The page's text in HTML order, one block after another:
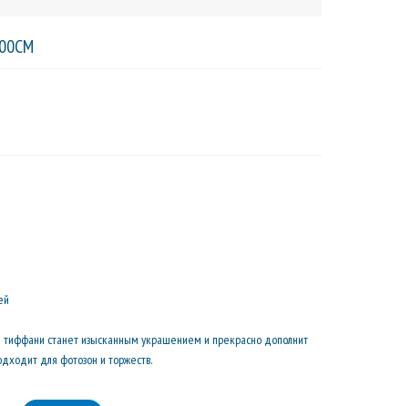
тиффани станет изысканным украшением и прекрасно дополнит
для фотозон и торжеств.